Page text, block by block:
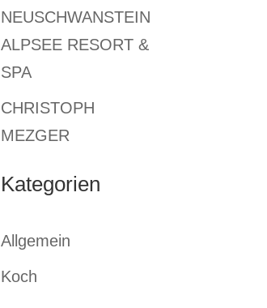
NEUSCHWANSTEIN
ALPSEE RESORT &
SPA
CHRISTOPH
MEZGER
Kategorien
Allgemein
Koch